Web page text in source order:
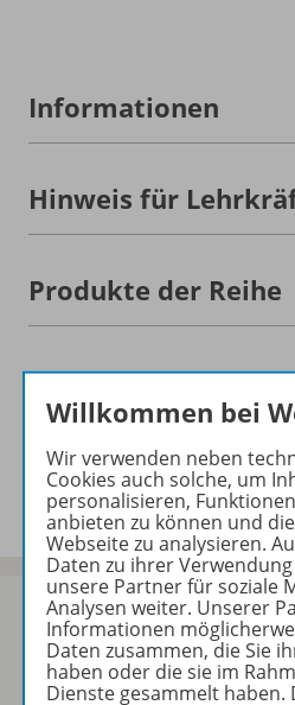
Informationen
Hinweis für
Produkte der Reihe
Konzept
Benachrichtigungs-
Sofort profitieren
Willkommen bei
Wir verwenden neben
Cookies auch solche, um
personalisieren,
anbieten zu können und
Webseite zu analysieren.
Daten zu ihrer
unsere Partner für soziale
Analysen weiter. Unserer
Informationen
Daten zusammen, die Sie
haben oder die sie im
Dienste gesammelt haben.